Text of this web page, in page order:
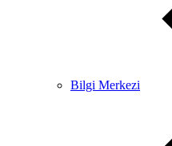
Bilgi Merkezi